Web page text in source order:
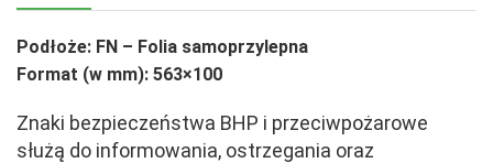
Podłoże: FN – Folia samoprzylepna
Format (w mm): 563×100
Znaki bezpieczeństwa BHP i przeciwpożarowe
służą do informowania, ostrzegania oraz